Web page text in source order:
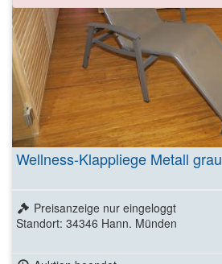
Wellness-Klappliege Metall grau
Preisanzeige nur eingeloggt
Standort: 34346 Hann. Münden